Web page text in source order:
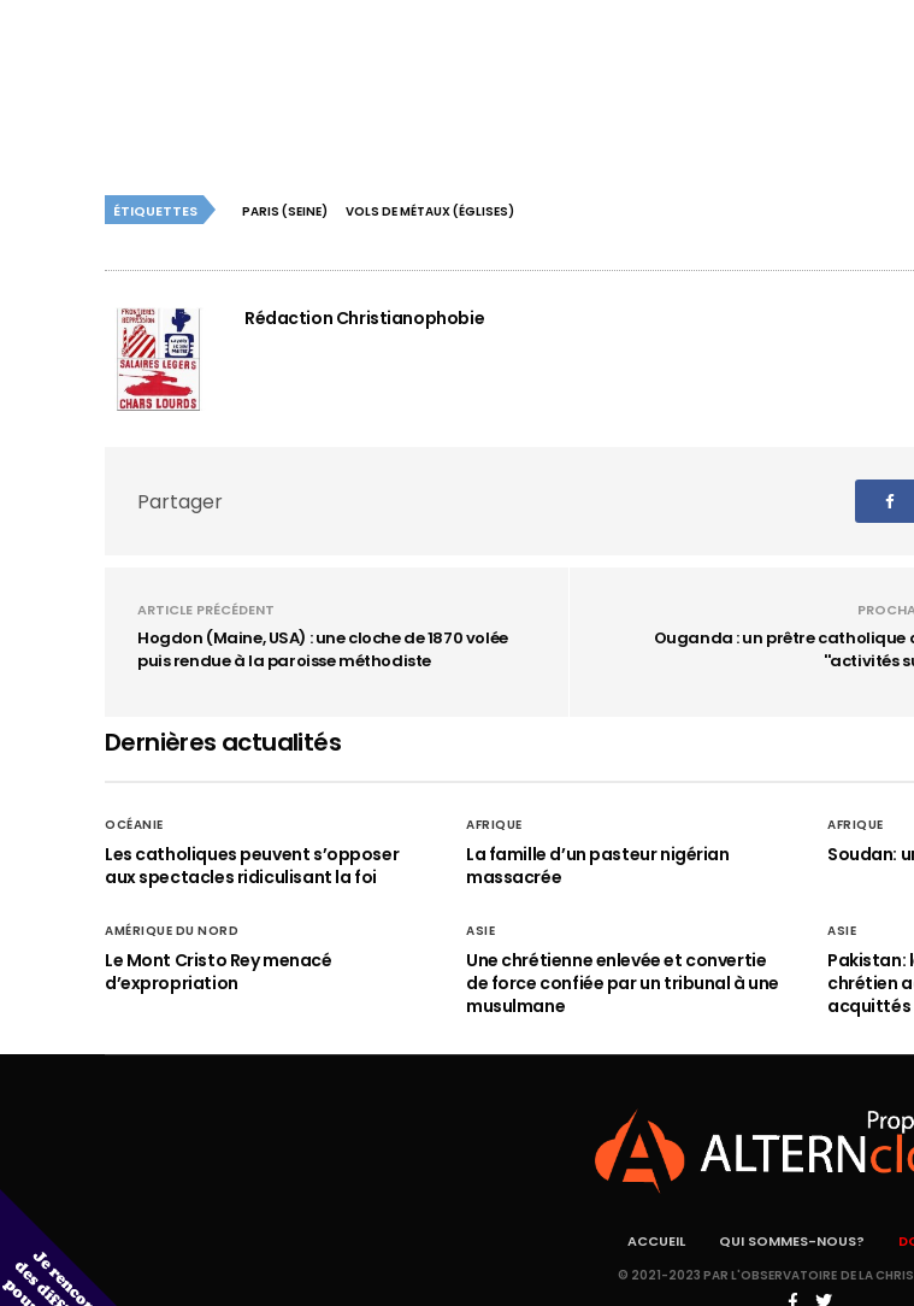
ÉTIQUETTES PARIS (SEINE) VOLS DE MÉTAUX (ÉGLISES)
Rédaction Christianophobie
Partager
ARTICLE PRÉCÉDENT
Hogdon (Maine, USA) : une cloche de 1870 volée
puis rendue à la paroisse méthodiste
Ouganda : un prêtre catholique
''activités
Dernières actualités
OCÉANIE
Les catholiques peuvent s’opposer
aux spectacles ridiculisant la foi
AFRIQUE
La famille d’un pasteur nigérian
massacrée
AFRIQUE
Soudan:
AMÉRIQUE DU NORD
Le Mont Cristo Rey menacé
d’expropriation
ASIE
Une chrétienne enlevée et convertie
de force confiée par un tribunal à une
musulmane
ASIE
Pakistan:
chrétien
acquittés
ACCUEIL QUI SOMMES-NOUS?
© 2021-2023 PAR L'OBSERVATOIRE DE LA